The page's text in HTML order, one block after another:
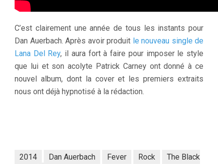
C’est clairement une année de tous les instants pour
Dan Auerbach. Après avoir produit le nouveau single de
Lana Del Rey, il aura fort à faire pour imposer le style
que lui et son acolyte Patrick Carney ont donné à ce
nouvel album, dont la cover et les premiers extraits
nous ont déjà hypnotisé à la rédaction.
2014 Dan Auerbach Fever Rock
The Black